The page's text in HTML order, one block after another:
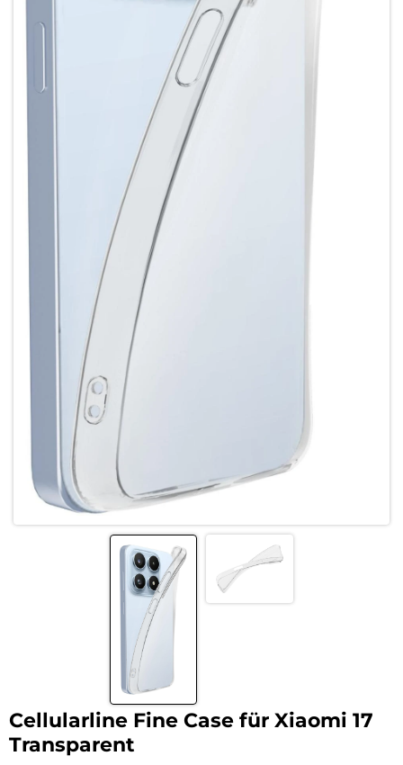
Cellularline Fine Case für Xiaomi 17
Transparent